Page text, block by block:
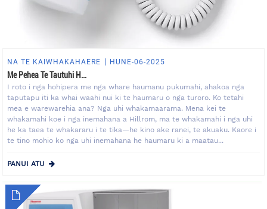
NA TE KAIWHAKAHAERE HUNE-06-2025
Me Pehea Te Tautuhi H...
I roto i nga hohipera me nga whare haumanu pukumahi, ahakoa nga
taputapu iti ka whai waahi nui ki te haumaru o nga turoro. Ko tetahi
mea e warewarehia ana? Nga uhi whakamaarama. Mena kei te
whakamahi koe i nga inemahana a Hillrom, ma te whakamahi i nga uhi
he ka taea te whakararu i te tika—he kino ake ranei, te akuaku. Kaore i
te tino mohio ko nga uhi inemahana he haumaru ki a maatau...
PANUI ATU